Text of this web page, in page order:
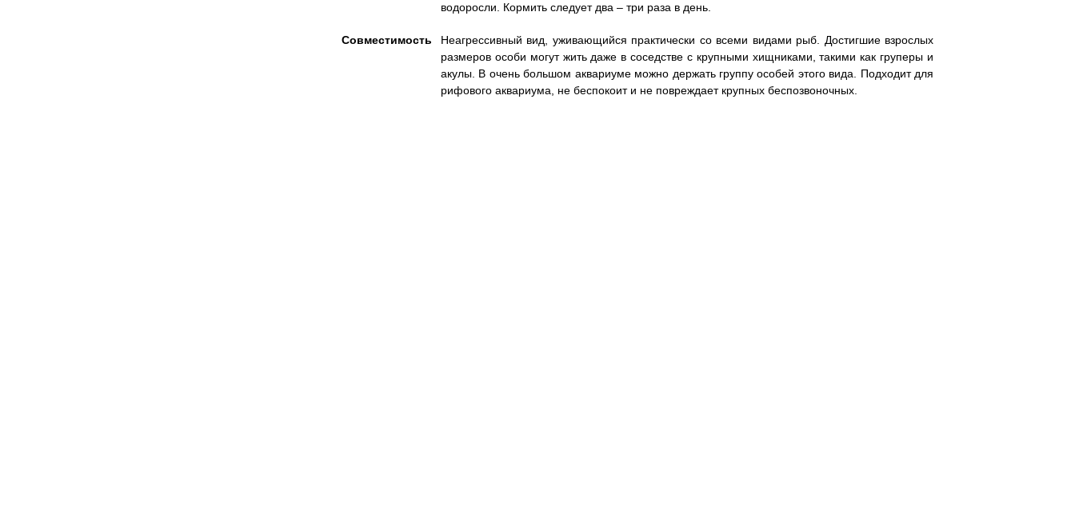
водоросли. Кормить следует два – три раза в день.
Совместимость
Неагрессивный вид, уживающийся практически со всеми видами рыб. Достигшие взрослых
размеров особи могут жить даже в соседстве с крупными хищниками, такими как груперы и
акулы. В очень большом аквариуме можно держать группу особей этого вида. Подходит для
рифового аквариума, не беспокоит и не повреждает крупных беспозвоночных.